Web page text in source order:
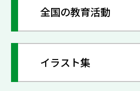
全国の教育活動
イラスト集